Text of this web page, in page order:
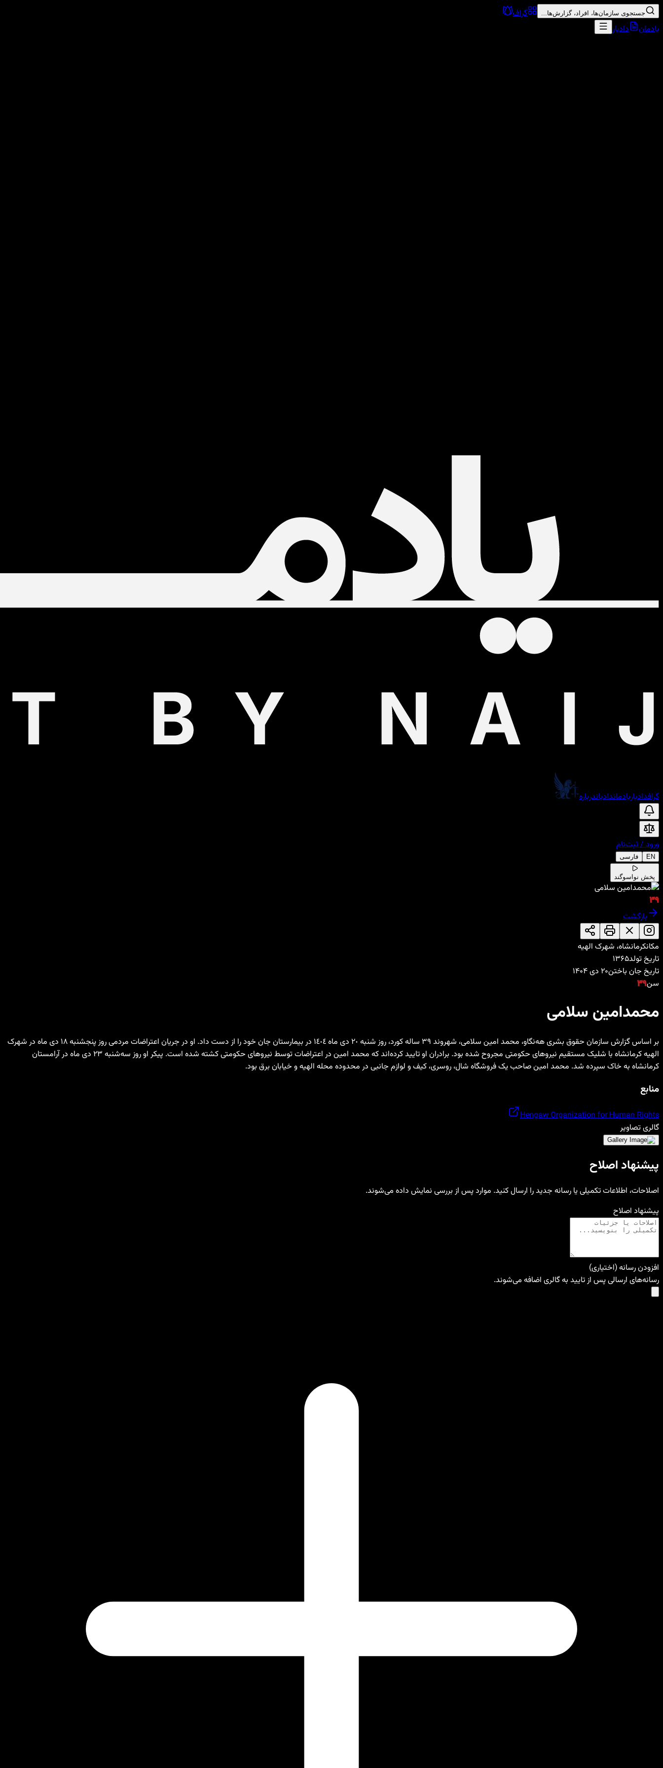
جستجوی سازمان‌ها، افراد، گزارش‌ها...
گراف
یادمان
دادیار
گرافدادیاریادماندادباندرباره
ورود/ثبت‌نام
EN فارسی
پخش نوا سوگند
۳۹
بازگشت
مکانکرمانشاه، شهرک الهیه
تاریخ تولد۱۳۶۵
تاریخ جان باختن۲۰ دی ۱۴۰۴
سن۳۹
محمدامین سلامی
بر اساس گزارش سازمان حقوق بشری هه‌نگاو، محمد امین سلامی، شهروند ٣٩ سالە کورد، روز شنبە ٢٠ دی ماه ١٤٠٤ در بیمارستان جان خود را از دست داد. او در جریان اعتراضات مردمی روز پنجشنبە ١٨ دی ماه در شهرک
الهیە کرمانشاه با شلیک مستقیم نیروهای حکومتی مجروح شدە بود. برادران او تایید کردەاند کە محمد امین در اعتراضات توسط نیروهای حکومتی کشتە شدە است. پیکر او روز سەشنبە ٢٣ دی ماه در آرامستان
کرمانشاه بە خاک سپردە شد. محمد امین صاحب یک فروشگاه شال، روسری، کیف و لوازم جانبی در محدوده محله الهیه و خیابان برق بود.
منابع
Hengaw Organization for Human Rights
گالری تصاویر
پیشنهاد اصلاح
اصلاحات، اطلاعات تکمیلی یا رسانه جدید را ارسال کنید. موارد پس از بررسی نمایش داده می‌شوند.
پیشنهاد اصلاح
افزودن رسانه (اختیاری)
رسانه‌های ارسالی پس از تایید به گالری اضافه می‌شوند.